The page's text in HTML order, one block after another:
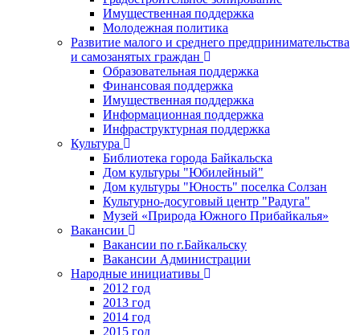
Имущественная поддержка
Молодежная политика
Развитие малого и среднего предпринимательства
и самозанятых граждан
Образовательная поддержка
Финансовая поддержка
Имущественная поддержка
Информационная поддержка
Инфраструктурная поддержка
Культура
Библиотека города Байкальска
Дом культуры "Юбилейный"
Дом культуры "Юность" поселка Солзан
Культурно-досуговый центр "Радуга"
Музей «Природа Южного Прибайкалья»
Вакансии
Вакансии по г.Байкальску
Вакансии Администрации
Народные инициативы
2012 год
2013 год
2014 год
2015 год